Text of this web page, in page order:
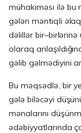
mühakiməsı ilə bu
gələn məntiqli
dəlillər
olaraq
gəlib gəlmədiyini
Bu məqsədlə, bir
gələ biləcəyi
mənalarını
ədəbiyyatlarında